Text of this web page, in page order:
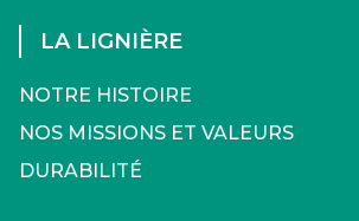
LA LIGNIÈRE
NOTRE HISTOIRE
NOS MISSIONS ET VALEURS
DURABILITÉ